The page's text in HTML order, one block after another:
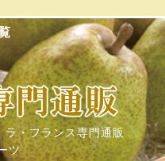
・フランス専門通販
ツ